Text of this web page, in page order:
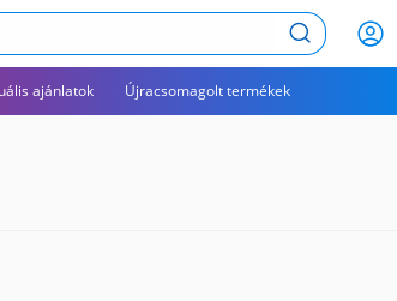
Keresés
ajánlatok Újracsomagolt termékek